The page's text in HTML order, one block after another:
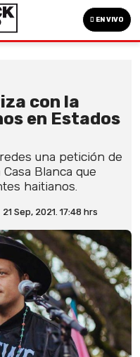
EN VIVO
con la
en Estados
una petición de
Blanca que
haitianos.
21 Sep, 2021. 17:48 hrs